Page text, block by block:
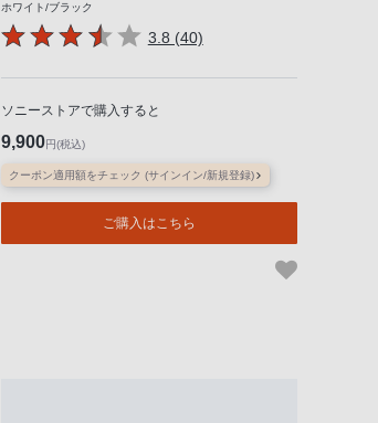
ホワイト/ブラック
3.8 (40)
ソニーストアで購入すると
9,900円(税込)
クーポン適用額をチェック (サインイン/新規登録)
ご購入はこちら